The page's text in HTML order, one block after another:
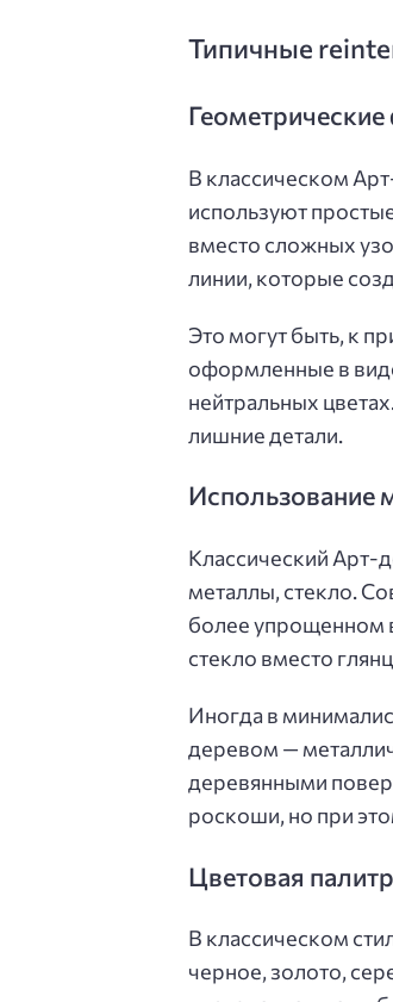
Типичные
В классическом
используют
вместо сложных
линии, которые
Это могут быть, к
оформленные в
нейтральных
лишние детали.
Использование
Классический Арт-
металлы, стекло.
более упрощенном
стекло вместо
Иногда в
деревом —
деревянными
роскоши, но при
Цветовая
В классическом
черное, золото,